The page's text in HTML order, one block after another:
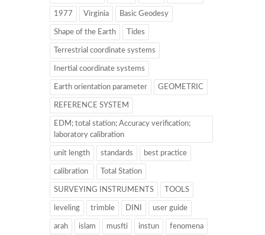
1977 Virginia Basic Geodesy
Shape of the Earth Tides
Terrestrial coordinate systems
Inertial coordinate systems
Earth orientation parameter GEOMETRIC
REFERENCE SYSTEM
EDM; total station; Accuracy verification;
laboratory calibration
unit length standards best practice
calibration Total Station
SURVEYING INSTRUMENTS TOOLS
leveling trimble DINI user guide
arah islam musfti instun fenomena